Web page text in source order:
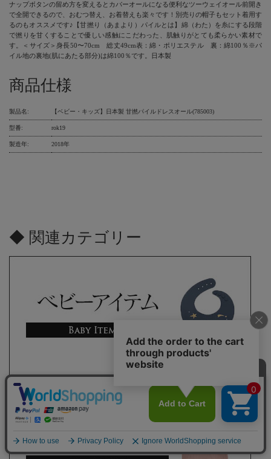
ナップボタンの留め方を変えるとカバーオールになる便利なツーウェイオール前開き
で全開できるので、おむつ替え、お着替えも楽々です！別売りの帽子もセット着用す
るのもオススメです♪【甘撚り（あまより）パイルとは】綿（わた）を糸にする段階
で撚りを甘くすることで優しい感触にこだわった、肌触りがとても柔らかい素材で
す。＜サイズ＞身長50〜70cm 総丈49cm表：綿・ポリエステル 裏：綿100％※パ
イル地の裏地(肌にあたる部分)は綿100％です。日本製
商品仕様
製品名: 【ベビー・キッズ】日本製 甘撚パイルドレスオール(785003)
型番: rok19
製造年: 2018年
◆ 関連カテゴリー